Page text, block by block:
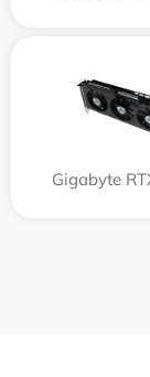
Gigabyte